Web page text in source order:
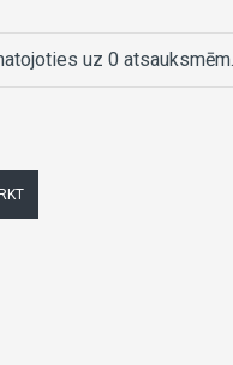
uz 0 atsauksmēm.